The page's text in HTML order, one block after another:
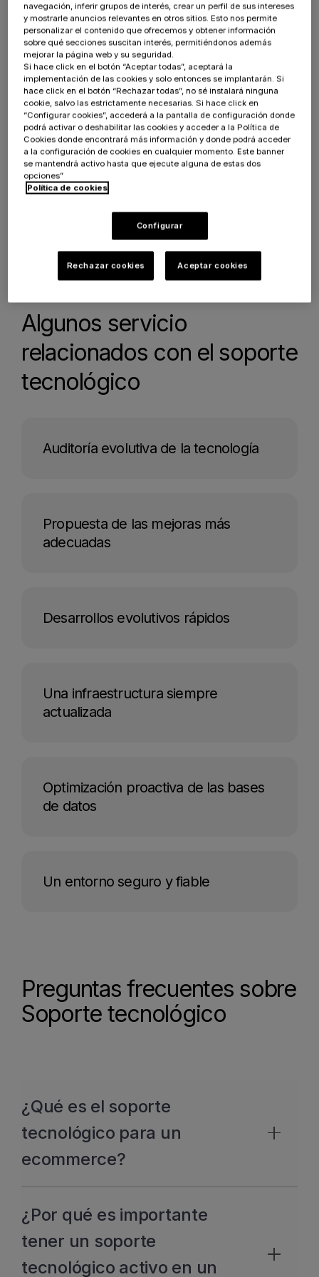
de servidores,corrección de errores,
seguridadde datos y resolución de
problemas técnicos.
Además, también incluyepequeños
desarrollos evolutivosde manera continua,
para que la tienda sea cada vez más funcional.
Este mantenimiento preventivo y reactivo
garantiza unaconstante disponibilidadde la
plataforma, evitando interrupciones costosas y
errores.
Algunos servicio
relacionados con el soporte
tecnológico
Auditoría evolutiva de la tecnología
Propuesta de las mejoras más
adecuadas
Desarrollos evolutivos rápidos
Una infraestructura siempre
actualizada
Optimización proactiva de las bases
de datos
Un entorno seguro y fiable
Preguntas frecuentes sobre
Soporte tecnológico
¿Qué es el soporte
tecnológico para un
ecommerce?
que garantiza el funcionamiento óptimo
de una tienda online. Incluye
actualizaciones de software, supervisión
¿Por qué es importante
tener un soporte
tecnológico activo en un
navegación, inferir grupos de interés, crear un perfil de sus intereses
y mostrarle anuncios relevantes en otros sitios. Esto nos permite
personalizar el contenido que ofrecemos y obtener información
sobre qué secciones suscitan interés, permitiéndonos además
mejorar la página web y su seguridad.
Si hace click en el botón “Aceptar todas”, aceptará la
implementación de las cookies y solo entonces se implantarán. Si
hace click en el botón “Rechazar todas”, no sé instalará ninguna
cookie, salvo las estrictamente necesarias. Si hace click en
“Configurar cookies”, accederá a la pantalla de configuración donde
podrá activar o deshabilitar las cookies y acceder a la Política de
Cookies donde encontrará más información y donde podrá acceder
a la configuración de cookies en cualquier momento. Este banner
se mantendrá activo hasta que ejecute alguna de estas dos
opciones”
Política de cookies
Configurar
Rechazar cookies Aceptar cookies